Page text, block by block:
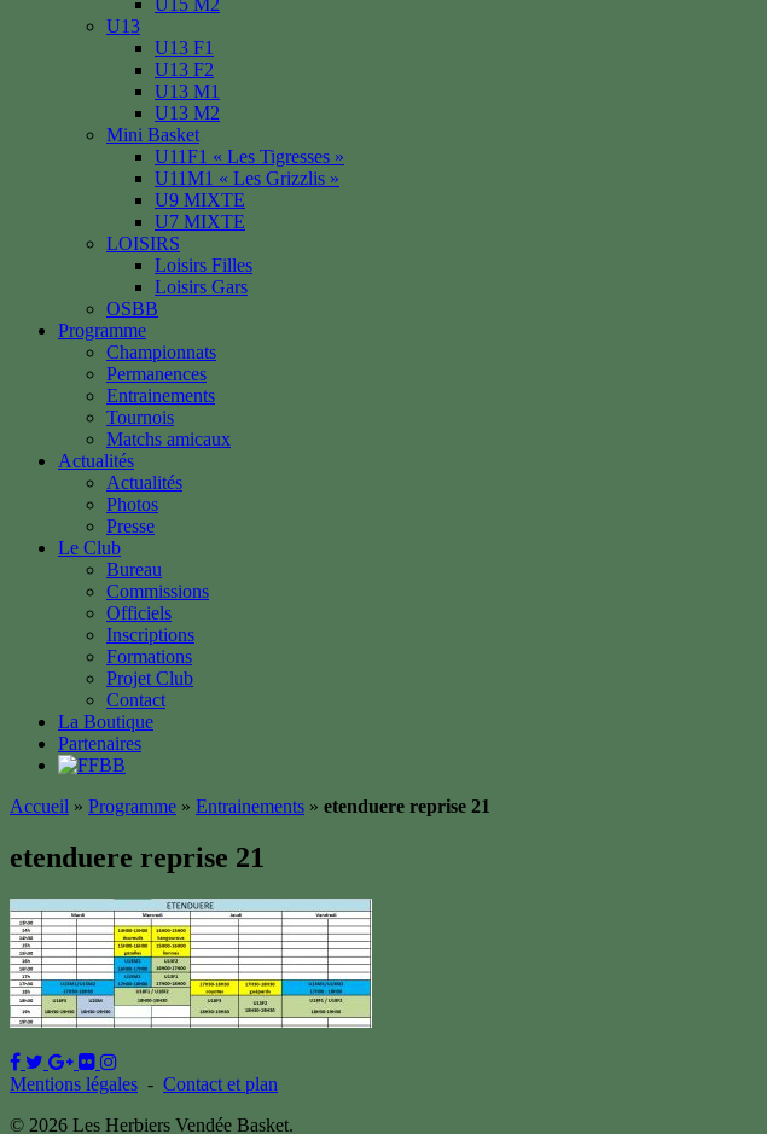
U15 M2
U13
U13 F1
U13 F2
U13 M1
U13 M2
Mini Basket
U11F1 « Les Tigresses »
U11M1 « Les Grizzlis »
U9 MIXTE
U7 MIXTE
LOISIRS
Loisirs Filles
Loisirs Gars
OSBB
Programme
Championnats
Permanences
Entrainements
Tournois
Matchs amicaux
Actualités
Actualités
Photos
Presse
Le Club
Bureau
Commissions
Officiels
Inscriptions
Formations
Projet Club
Contact
La Boutique
Partenaires
Accueil » Programme » Entrainements » etenduere reprise 21
etenduere reprise 21
Mentions légales - Contact et plan
© 2026 Les Herbiers Vendée Basket.